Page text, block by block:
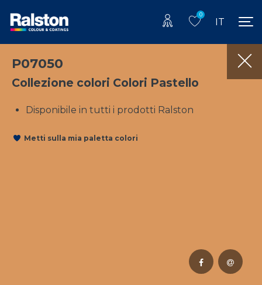
0
IT
P07050
Collezione colori Colori Pastello
Disponibile in tutti i prodotti Ralston
Metti sulla mia paletta colori